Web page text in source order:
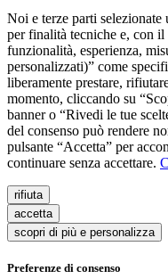
Noi e terze parti
per finalità tecniche e, con
funzionalità, esperienza,
personalizzati)” come
liberamente prestare,
momento, cliccando su
banner o “Rivedi le tue
del consenso può rendere
pulsante “Accetta” per
continuare senza accettare.
rifiuta
accetta
scopri di più e personalizza
Preferenze di consenso